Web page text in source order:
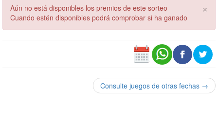
×
Aún no está disponibles los premios de este sorteo
Cuando estén disponibles podrá comprobar si ha ganado
Consulte juegos de otras fechas →